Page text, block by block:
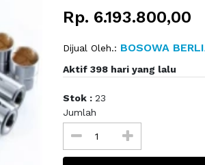
Rp. 6.193.800,00
Dijual Oleh.: BOSOWA
Aktif 398 hari yang lalu
Stok : 23
Jumlah